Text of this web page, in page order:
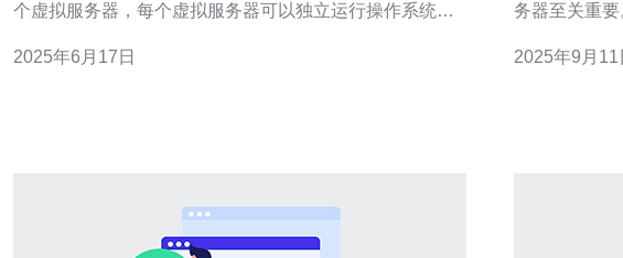
个虚拟服务器，每个虚拟服务器可以独立运行操作系统和
企业和个人用户的首选。 日本VPS具有服务优质、稳定高
2025年6月17日
务器至关重
推荐的服务。 1. 了解云服务器的基本概念 云服务器是一种
2025年9月11